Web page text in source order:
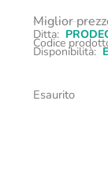
Miglior
Ditta:
Codice
Disponibilità:
Esaurito